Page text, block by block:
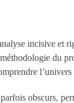
incisive et
du
obscurs,